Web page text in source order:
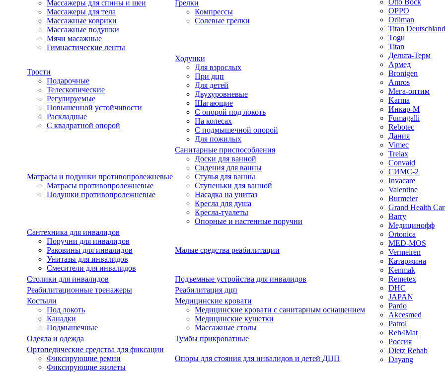
Массажеры для спины и шеи
Массажеры для тела
Массажные коврики
Массажные подушки
Мячи масажные
Гимнастические ленты
Грелки
Компрессы
Солевые грелки
Трости
Подарочные
Телескопические
Регулируемые
Повышенной устойчивости
Раскладные
С квадратной опорой
Ходунки
Для взрослых
При дцп
Для детей
Двухуровневые
Шагающие
С опорой под локоть
На колесах
С подмышечной опорой
Для пожилых
Матрасы и подушки противопролежневые
Матрасы противопролежневые
Подушки противопролежневые
Санитарные приспособления
Доски для ванной
Сидения для ванны
Стулья для ванны
Ступеньки для ванной
Насадка на унитаз
Кресла для душа
Кресла-туалеты
Опорные и настенные поручни
Сантехника для инвалидов
Поручни для инвалидов
Раковины для инвалидов
Унитазы для инвалидов
Смесители для инвалидов
Малые средства реабилитации
Столики для инвалидов
Подъемные устройства для инвалидов
Реабилитационные тренажеры
Реабилитация дцп
Костыли
Под локоть
Канадки
Подмышечные
Медицинские кровати
Медицинские кровати с санитарным оснащением
Медицинские кушетки
Массажные столы
Одеяла и одежда
Тумбы прикроватные
Ортопедические средства для фиксации
Фиксирующие ремни
Фиксирующие жилеты
Опоры для стояния для инвалидов и детей ДЦП
Otto Bock
OPPO
Orliman
Titan
Togu
Titan
Дельта-Терм
Армед
Bronigen
Amros
Мега-оптим
Karma
Инкар-М
Fumagalli
Rebotec
Дания
Vimec
Trelax
Convaid
СИМС-2
Invacare
Valentine
Burmeier
Grand Health
Barry
Медицинофф
Ortonica
MED-MOS
Vermeiren
Катаржина
Kenmak
Remetex
DHC
JAPAN
Pardo
Akcesmed
Patrol
Reh4Mat
Россия
Dietz Rehab
Dayang